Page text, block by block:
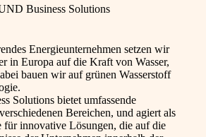
Business Solutions
Energieunternehmen setzen wir
in Europa auf die Kraft von Wasser,
bauen wir auf grünen Wasserstoff
Solutions bietet umfassende
Bereichen, und agiert als
für innovative Lösungen, die auf die